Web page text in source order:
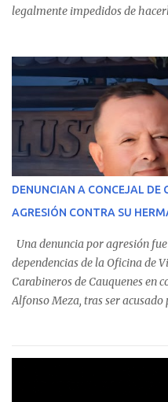
legalmente impedidos de
estableció que estos
custodian fondos públicos—
monto total de $116.075.918
En el detalle regional, se indica
identificó a cuatro
operaciones. Asimismo, se
corresponde a un funcionario
detectaron incumplimientos a
precisa que la mayor cantidad
Talca, donde...
DENUNCIAN A CONCEJAL DE
AGRESIÓN CONTRA SU
Una denuncia por agresión
dependencias de la Oficina de
Carabineros de Cauquenes en
Alfonso Meza, tras ser
relató que los hechos